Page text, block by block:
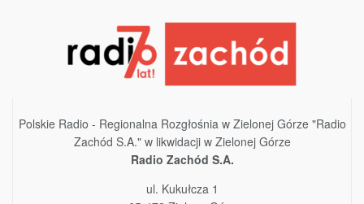
Polskie Radio - Regionalna Rozgłośnia w Zielonej Górze "Radio
Zachód S.A." w likwidacji w Zielonej Górze
Radio Zachód S.A.
ul. Kukułcza 1